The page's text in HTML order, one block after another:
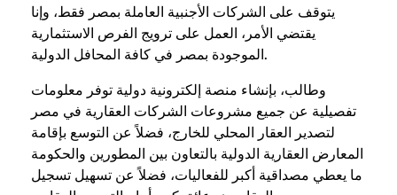
يتوقف على الشركات الأجنبية العاملة بمصر فقط، وإنا
يقتضي الأمر، العمل على ترويج الفرص الاستثمارية
الموجودة بمصر في كافة المحافل الدولية.
وطالب، بإنشاء منصة إلكترونية دولية توفر معلومات
تفصيلية عن جميع مشروعات الشركات العقارية في مصر
لتصدير العقار المحلي للخارج، فضلاً عن التوسع بإقامة
المعارض العقارية الدولية بالتعاون بين المطورين والحكومة
ما يعطي مصداقية أكبر للفعاليات، فضلاً عن تسهيل تسجيل